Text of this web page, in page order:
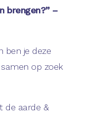
brengen?” –
ben je deze
op zoek
de aarde &